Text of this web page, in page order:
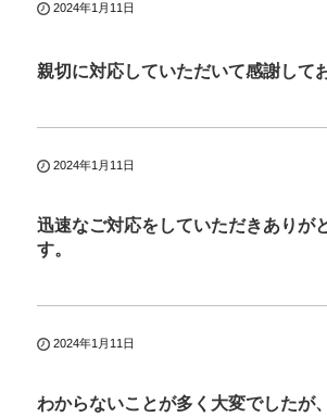
2024年1月11日
親切に対応していただいて感謝して
2024年1月11日
迅速なご対応をしていただきありが
す。
2024年1月11日
わからないことが多く大変でしたが